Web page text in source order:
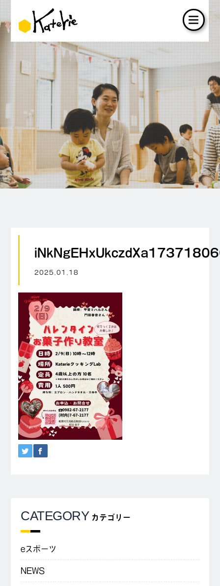
2025.01.18
CATEGORY カテゴリー
eスポーツ
NEWS